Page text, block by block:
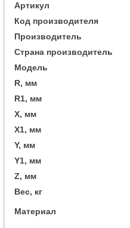
Артикул
Код производителя
Производитель
Страна производитель
Модель
R, мм
R1, мм
X, мм
X1, мм
Y, мм
Y1, мм
Z, мм
Вес, кг
Материал